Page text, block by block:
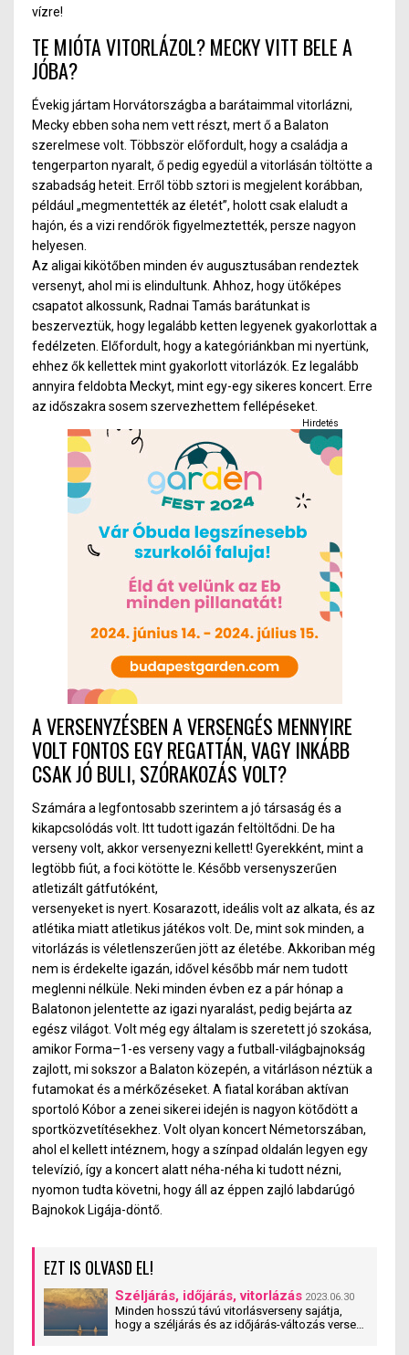
vízre!
TE MIÓTA VITORLÁZOL? MECKY VITT BELE A
JÓBA?
Évekig jártam Horvátországba a barátaimmal vitorlázni,
Mecky ebben soha nem vett részt, mert ő a Balaton
szerelmese volt. Többször előfordult, hogy a családja a
tengerparton nyaralt, ő pedig egyedül a vitorlásán töltötte a
szabadság heteit. Erről több sztori is megjelent korábban,
például „megmentették az életét”, holott csak elaludt a
hajón, és a vizi rendőrök figyelmeztették, persze nagyon
helyesen.
Az aligai kikötőben minden év augusztusában rendeztek
versenyt, ahol mi is elindultunk. Ahhoz, hogy ütőképes
csapatot alkossunk, Radnai Tamás barátunkat is
beszerveztük, hogy legalább ketten legyenek gyakorlottak a
fedélzeten. Előfordult, hogy a kategóriánkban mi nyertünk,
ehhez ők kellettek mint gyakorlott vitorlázók. Ez legalább
annyira feldobta Meckyt, mint egy-egy sikeres koncert. Erre
az időszakra sosem szervezhettem fellépéseket.
Hirdetés
A VERSENYZÉSBEN A VERSENGÉS MENNYIRE
VOLT FONTOS EGY REGATTÁN, VAGY INKÁBB
CSAK JÓ BULI, SZÓRAKOZÁS VOLT?
Számára a legfontosabb szerintem a jó társaság és a
kikapcsolódás volt. Itt tudott igazán feltöltődni. De ha
verseny volt, akkor versenyezni kellett! Gyerekként, mint a
legtöbb fiút, a foci kötötte le. Később versenyszerűen
atletizált gátfutóként,
versenyeket is nyert. Kosarazott, ideális volt az alkata, és az
atlétika miatt atletikus játékos volt. De, mint sok minden, a
vitorlázás is véletlenszerűen jött az életébe. Akkoriban még
nem is érdekelte igazán, idővel később már nem tudott
meglenni nélküle. Neki minden évben ez a pár hónap a
Balatonon jelentette az igazi nyaralást, pedig bejárta az
egész világot. Volt még egy általam is szeretett jó szokása,
amikor Forma–1-es verseny vagy a futball-világbajnokság
zajlott, mi sokszor a Balaton közepén, a vitárláson néztük a
futamokat és a mérkőzéseket. A fiatal korában aktívan
sportoló Kóbor a zenei sikerei idején is nagyon kötődött a
sportközvetítésekhez. Volt olyan koncert Németorszában,
ahol el kellett intéznem, hogy a színpad oldalán legyen egy
televízió, így a koncert alatt néha-néha ki tudott nézni,
nyomon tudta követni, hogy áll az éppen zajló labdarúgó
Bajnokok Ligája-döntő.
EZT IS OLVASD EL!
Széljárás, időjárás, vitorlázás 2023.06.30
Minden hosszú távú vitorlásverseny sajátja,
hogy a széljárás és az időjárás-változás verseny